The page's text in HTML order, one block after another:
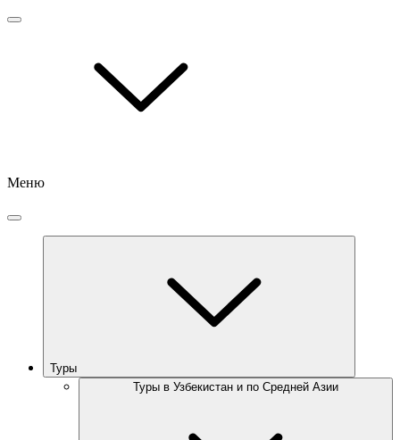
Меню
Туры
Туры в Узбекистан и по Средней Азии